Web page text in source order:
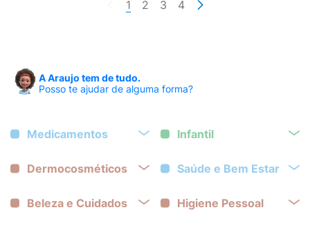
1 2 3 4
A Araujo tem de tudo.
Posso te ajudar de alguma forma?
Medicamentos Infantil
Dermocosméticos Saúde e Bem Estar
Beleza e Cuidados Higiene Pessoal